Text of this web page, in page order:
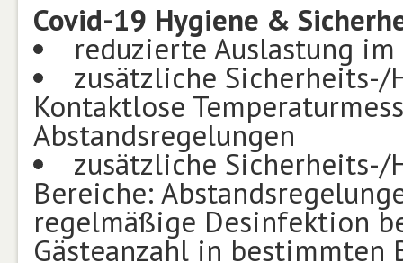
Covid-19 Hygiene &
reduzierte Auslastung
zusätzliche Sicherheits-/
Kontaktlose
Abstandsregelungen
zusätzliche
Bereiche:
regelmäßige Desinfektion
Gästeanzahl in bestimmten